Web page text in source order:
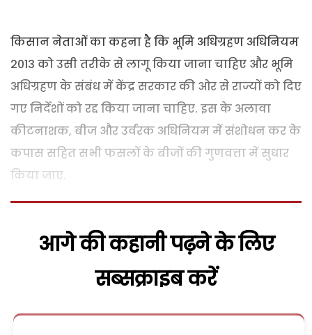
किसान नेताओं का कहना है कि भूमि अधिग्रहण अधिनियम
2013 को उसी तरीके से लागू किया जाना चाहिए और भूमि
अधिग्रहण के संबंध में केंद्र सरकार की ओर से राज्यों को दिए
गए निर्देशों को रद्द किया जाना चाहिए. इस के अलावा
कीटनाशक, बीज और उर्वरक अधिनियम में संशोधन कर के
कपास सहित सभी फसलों के बीजों की गुणवत्ता में सुधार
किया जाए.
आगे की कहानी पढ़ने के लिए
सब्सक्राइब करें